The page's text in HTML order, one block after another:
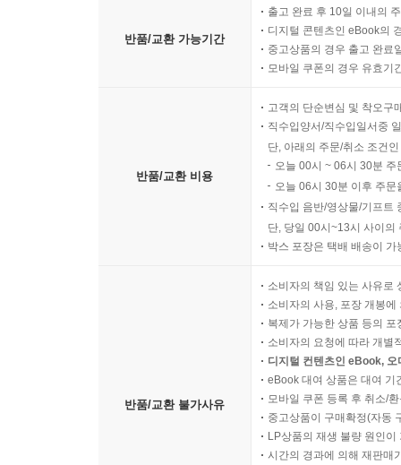
반품/교환 가능기간
출고 완료 후 10일 이내의
디지털 콘텐츠인 eBook의
중고상품의 경우 출고 완료
모바일 쿠폰의 경우 유효기
반품/교환 비용
고객의 단순변심 및 착오구
직수입양서/직수입일서중
단, 아래의 주문/취소 조건
오늘 00시 ~ 06시 30분
오늘 06시 30분 이후 주
직수입 음반/영상물/기프트
단, 당일 00시~13시 사이의
박스 포장은 택배 배송이
반품/교환 불가사유
소비자의 책임 있는 사유로
소비자의 사용, 포장 개봉
복제가 가능한 상품 등의
소비자의 요청에 따라 개별
디지털 컨텐츠인 eBook,
eBook 대여 상품은 대여 기
모바일 쿠폰 등록 후 취소/
중고상품이 구매확정(자동
LP상품의 재생 불량 원인
시간의 경과에 의해 재판매